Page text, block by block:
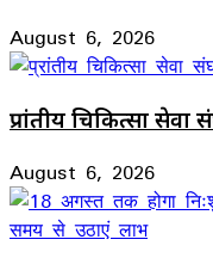
August 6, 2026
प्रांतीय चिकित्सा सेवा
August 6, 2026